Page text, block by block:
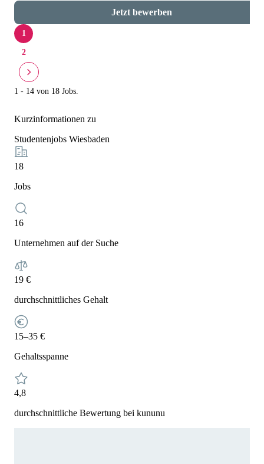
Jetzt bewerben
1
2
1 - 14 von 18 Jobs.
Kurzinformationen zu
Studentenjobs Wiesbaden
18
Jobs
16
Unternehmen auf der Suche
19 €
durchschnittliches Gehalt
15–35 €
Gehaltsspanne
4,8
durchschnittliche Bewertung bei kununu